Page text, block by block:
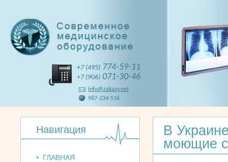
+7 (495) 774-59-11
+7 (906) 071-30-46
info@zakazy.net
987-234-516
Навигация
• ГЛАВНАЯ
В
моющие